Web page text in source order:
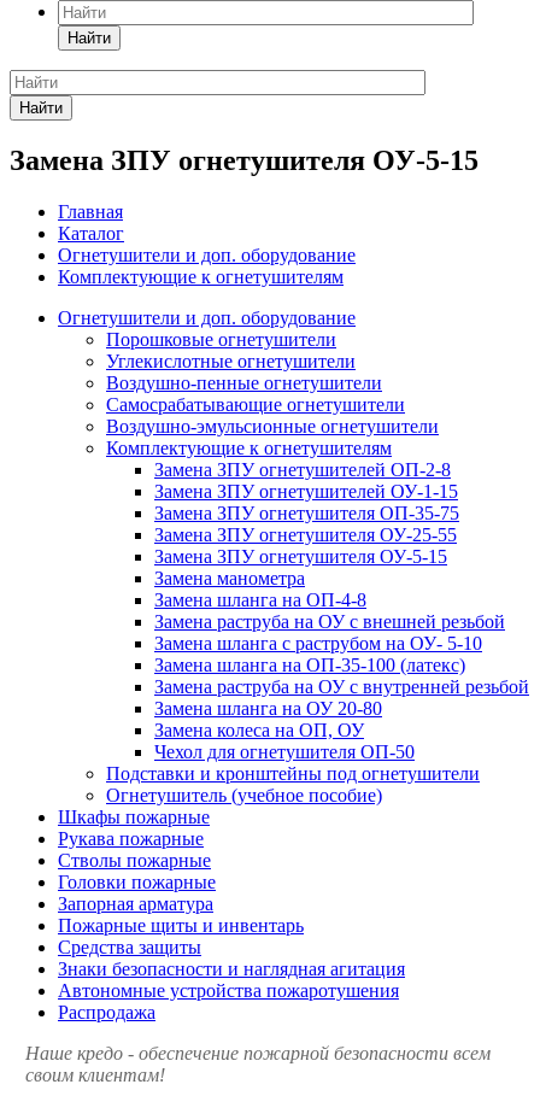
Найти
Найти
Замена ЗПУ огнетушителя ОУ-5-15
Главная
Каталог
Огнетушители и доп. оборудование
Комплектующие к огнетушителям
Огнетушители и доп. оборудование
Порошковые огнетушители
Углекислотные огнетушители
Воздушно-пенные огнетушители
Самосрабатывающие огнетушители
Воздушно-эмульсионные огнетушители
Комплектующие к огнетушителям
Замена ЗПУ огнетушителей ОП-2-8
Замена ЗПУ огнетушителей ОУ-1-15
Замена ЗПУ огнетушителя ОП-35-75
Замена ЗПУ огнетушителя ОУ-25-55
Замена ЗПУ огнетушителя ОУ-5-15
Замена манометра
Замена шланга на ОП-4-8
Замена раструба на ОУ с внешней резьбой
Замена шланга с раструбом на ОУ- 5-10
Замена шланга на ОП-35-100 (латекс)
Замена раструба на ОУ с внутренней резьбой
Замена шланга на ОУ 20-80
Замена колеса на ОП, ОУ
Чехол для огнетушителя ОП-50
Подставки и кронштейны под огнетушители
Огнетушитель (учебное пособие)
Шкафы пожарные
Рукава пожарные
Стволы пожарные
Головки пожарные
Запорная арматура
Пожарные щиты и инвентарь
Средства защиты
Знаки безопасности и наглядная агитация
Автономные устройства пожаротушения
Распродажа
Наше кредо - обеспечение пожарной безопасности всем
своим клиентам!